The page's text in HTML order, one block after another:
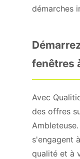
démarches
fenêtres
Avec
des offres
s'engagent
qualité et à